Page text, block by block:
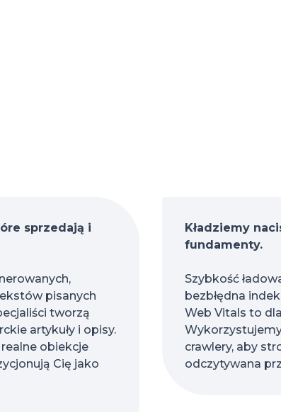
sprzedają i
pisanych
tworzą
artykuły i opisy.
obiekcje
Cię jako
Kładziemy
fundamenty.
Szybkość
bezbłędna
Web Vitals to
crawlery, aby
odczytywana